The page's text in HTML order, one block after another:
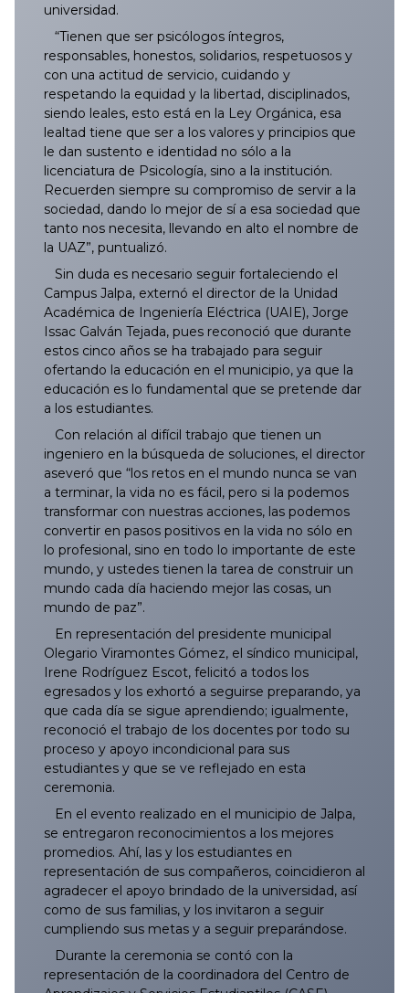
universidad.
“Tienen que ser psicólogos íntegros,
responsables, honestos, solidarios, respetuosos y
con una actitud de servicio, cuidando y
respetando la equidad y la libertad, disciplinados,
siendo leales, esto está en la Ley Orgánica, esa
lealtad tiene que ser a los valores y principios que
le dan sustento e identidad no sólo a la
licenciatura de Psicología, sino a la institución.
Recuerden siempre su compromiso de servir a la
sociedad, dando lo mejor de sí a esa sociedad que
tanto nos necesita, llevando en alto el nombre de
la UAZ”, puntualizó.
Sin duda es necesario seguir fortaleciendo el
Campus Jalpa, externó el director de la Unidad
Académica de Ingeniería Eléctrica (UAIE), Jorge
Issac Galván Tejada, pues reconoció que durante
estos cinco años se ha trabajado para seguir
ofertando la educación en el municipio, ya que la
educación es lo fundamental que se pretende dar
a los estudiantes.
Con relación al difícil trabajo que tienen un
ingeniero en la búsqueda de soluciones, el director
aseveró que “los retos en el mundo nunca se van
a terminar, la vida no es fácil, pero si la podemos
transformar con nuestras acciones, las podemos
convertir en pasos positivos en la vida no sólo en
lo profesional, sino en todo lo importante de este
mundo, y ustedes tienen la tarea de construir un
mundo cada día haciendo mejor las cosas, un
mundo de paz”.
En representación del presidente municipal
Olegario Viramontes Gómez, el síndico municipal,
Irene Rodríguez Escot, felicitó a todos los
egresados y los exhortó a seguirse preparando, ya
que cada día se sigue aprendiendo; igualmente,
reconoció el trabajo de los docentes por todo su
proceso y apoyo incondicional para sus
estudiantes y que se ve reflejado en esta
ceremonia.
En el evento realizado en el municipio de Jalpa,
se entregaron reconocimientos a los mejores
promedios. Ahí, las y los estudiantes en
representación de sus compañeros, coincidieron al
agradecer el apoyo brindado de la universidad, así
como de sus familias, y los invitaron a seguir
cumpliendo sus metas y a seguir preparándose.
Durante la ceremonia se contó con la
representación de la coordinadora del Centro de